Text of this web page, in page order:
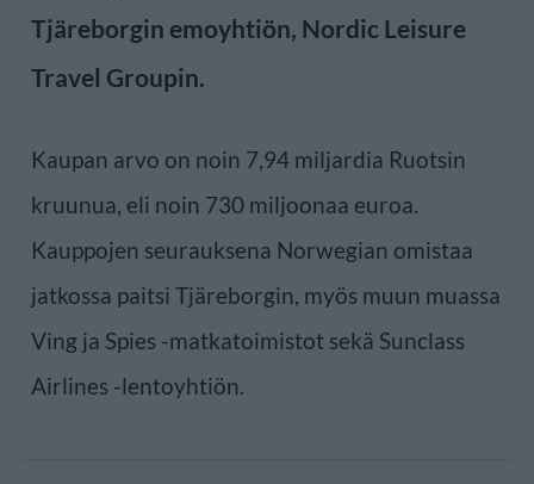
Tjäreborgin emoyhtiön, Nordic Leisure
Travel Groupin.
Kaupan arvo on noin 7,94 miljardia Ruotsin
kruunua, eli noin 730 miljoonaa euroa.
Kauppojen seurauksena Norwegian omistaa
jatkossa paitsi Tjäreborgin, myös muun muassa
Ving ja Spies -matkatoimistot sekä Sunclass
Airlines -lentoyhtiön.